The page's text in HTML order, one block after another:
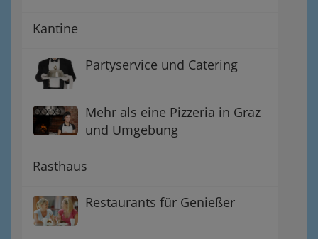
Kantine
Partyservice und Catering
Mehr als eine Pizzeria in Graz
und Umgebung
Rasthaus
Restaurants für Genießer